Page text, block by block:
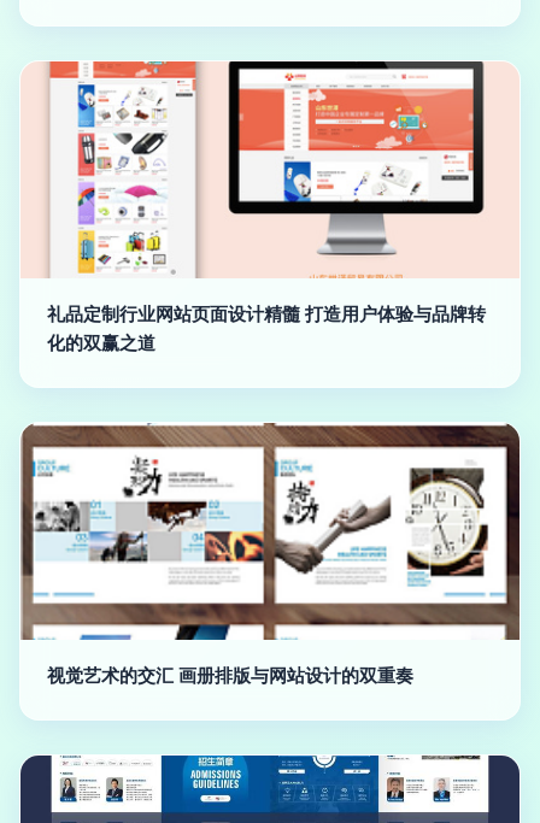
礼品定制行业网站页面设计精髓 打造用户体验与品牌转
化的双赢之道
视觉艺术的交汇 画册排版与网站设计的双重奏